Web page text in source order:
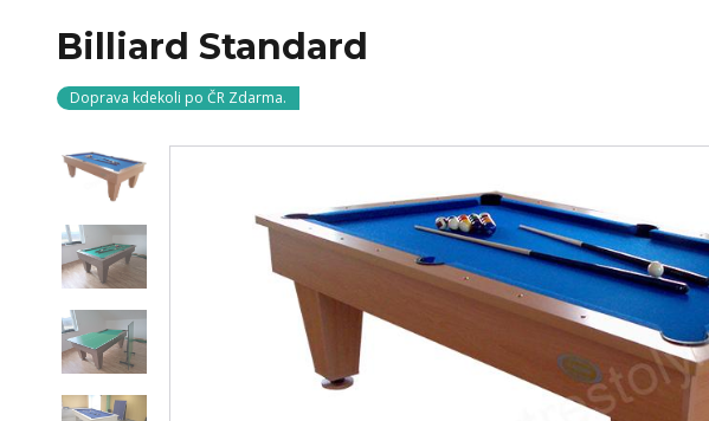
Billiard Standard
Doprava kdekoli po ČR Zdarma.